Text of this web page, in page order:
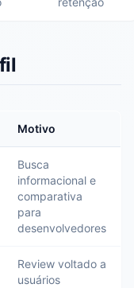
Motivo
Busca
informacional e
comparativa
para
desenvolvedores
Review voltado a
usuários